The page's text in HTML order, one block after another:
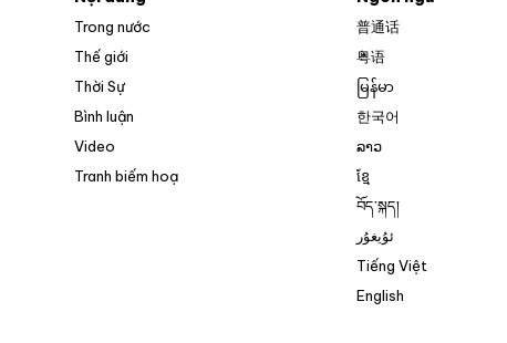
Trong nước
Thế giới
Thời Sự
Bình luận
Video
Tranh biếm hoạ
普通话
粤语
မြန်မာ
한국어
ລາວ
ខ្មែ
བོད་སྐད།
ئۇيغۇر
Tiếng Việt
English